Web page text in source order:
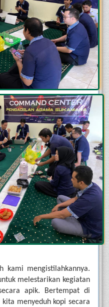
kami mengistilahkannya.
melestarikan kegiatan
apik. Bertempat di
menyeduh kopi secara